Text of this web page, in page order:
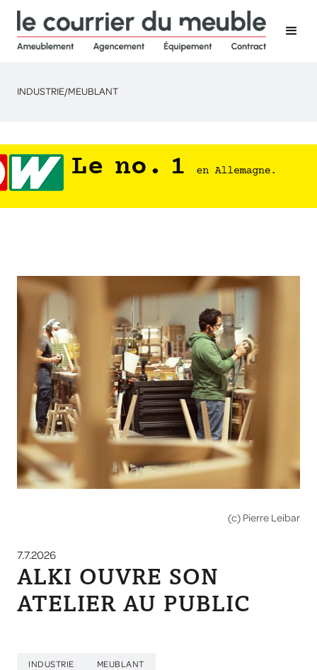
INDUSTRIE/MEUBLANT
(c) Pierre Leibar
7.7.2026
ALKI OUVRE SON
ATELIER AU PUBLIC
INDUSTRIE MEUBLANT